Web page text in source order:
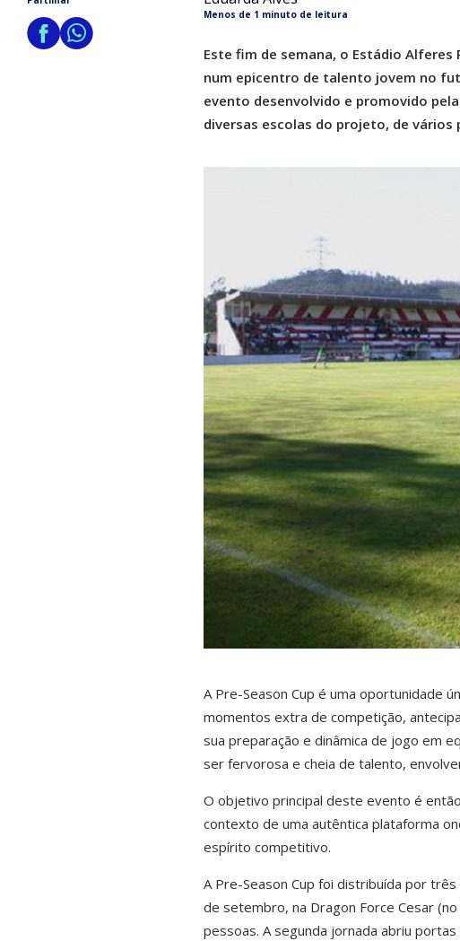
Menos de 1 minuto de leitura
Este fim de semana, o Estádio
num epicentro de talento jovem no
evento desenvolvido e promovido
diversas escolas do projeto, de
A Pre-Season Cup é uma oportunidade
momentos extra de competição,
sua preparação e dinâmica de jogo em
ser fervorosa e cheia de talento,
O objetivo principal deste evento é
contexto de uma autêntica plataforma
espírito competitivo.
A Pre-Season Cup foi distribuída por
de setembro, na Dragon Force Cesar
pessoas. A segunda jornada abriu